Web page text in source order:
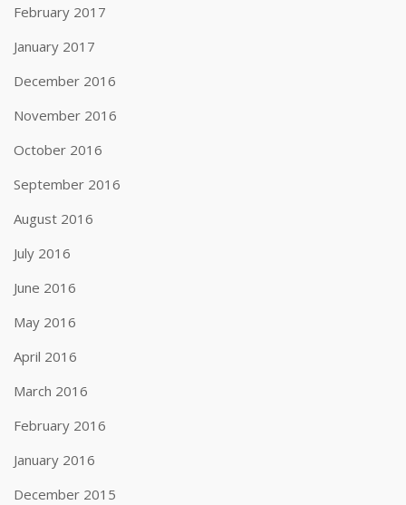
February 2017
January 2017
December 2016
November 2016
October 2016
September 2016
August 2016
July 2016
June 2016
May 2016
April 2016
March 2016
February 2016
January 2016
December 2015